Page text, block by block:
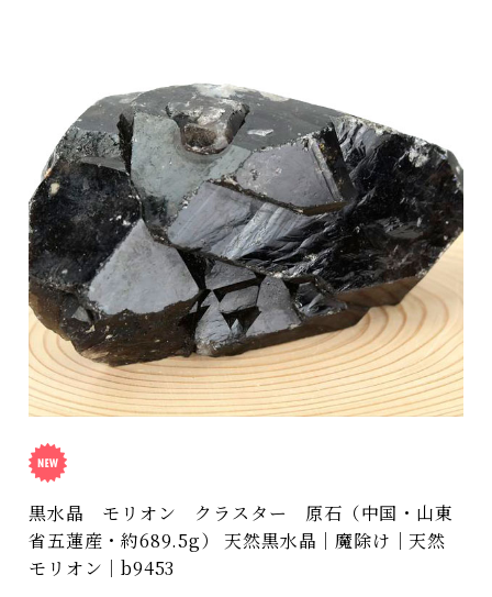
黒水晶 モリオン クラスター 原石（中国・山東
省五蓮産・約689.5g） 天然黒水晶｜魔除け｜天然
モリオン｜b9453